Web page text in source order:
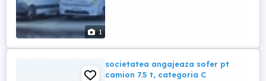
1
societatea angajeaza sofer pt
camion 7.5 t, categoria C